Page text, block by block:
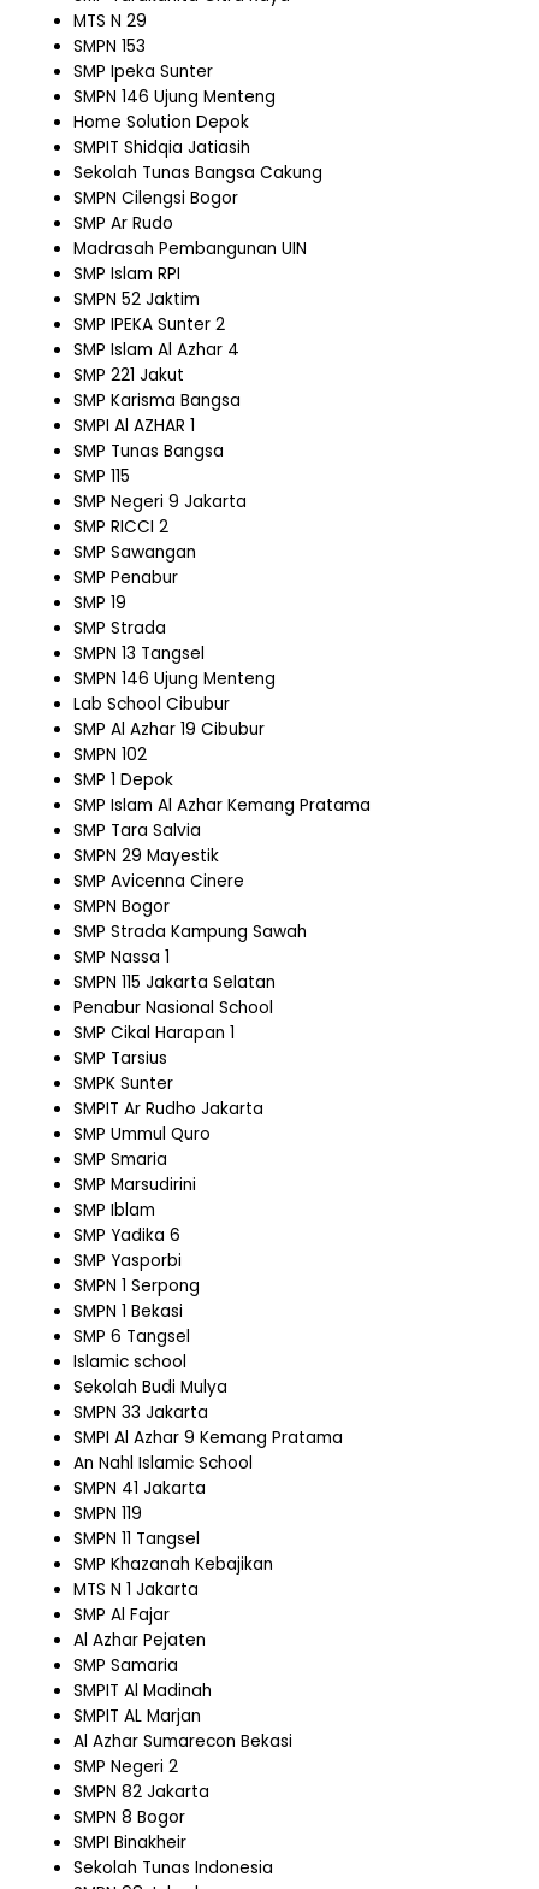
MTS N 29
SMPN 153
SMP Ipeka Sunter
SMPN 146 Ujung Menteng
Home Solution Depok
SMPIT Shidqia Jatiasih
Sekolah Tunas Bangsa Cakung
SMPN Cilengsi Bogor
SMP Ar Rudo
Madrasah Pembangunan UIN
SMP Islam RPI
SMPN 52 Jaktim
SMP IPEKA Sunter 2
SMP Islam Al Azhar 4
SMP 221 Jakut
SMP Karisma Bangsa
SMPI Al AZHAR 1
SMP Tunas Bangsa
SMP 115
SMP Negeri 9 Jakarta
SMP RICCI 2
SMP Sawangan
SMP Penabur
SMP 19
SMP Strada
SMPN 13 Tangsel
SMPN 146 Ujung Menteng
Lab School Cibubur
SMP Al Azhar 19 Cibubur
SMPN 102
SMP 1 Depok
SMP Islam Al Azhar Kemang Pratama
SMP Tara Salvia
SMPN 29 Mayestik
SMP Avicenna Cinere
SMPN Bogor
SMP Strada Kampung Sawah
SMP Nassa 1
SMPN 115 Jakarta Selatan
Penabur Nasional School
SMP Cikal Harapan 1
SMP Tarsius
SMPK Sunter
SMPIT Ar Rudho Jakarta
SMP Ummul Quro
SMP Smaria
SMP Marsudirini
SMP Iblam
SMP Yadika 6
SMP Yasporbi
SMPN 1 Serpong
SMPN 1 Bekasi
SMP 6 Tangsel
Islamic school
Sekolah Budi Mulya
SMPN 33 Jakarta
SMPI Al Azhar 9 Kemang Pratama
An Nahl Islamic School
SMPN 41 Jakarta
SMPN 119
SMPN 11 Tangsel
SMP Khazanah Kebajikan
MTS N 1 Jakarta
SMP Al Fajar
Al Azhar Pejaten
SMP Samaria
SMPIT Al Madinah
SMPIT AL Marjan
Al Azhar Sumarecon Bekasi
SMP Negeri 2
SMPN 82 Jakarta
SMPN 8 Bogor
SMPI Binakheir
Sekolah Tunas Indonesia